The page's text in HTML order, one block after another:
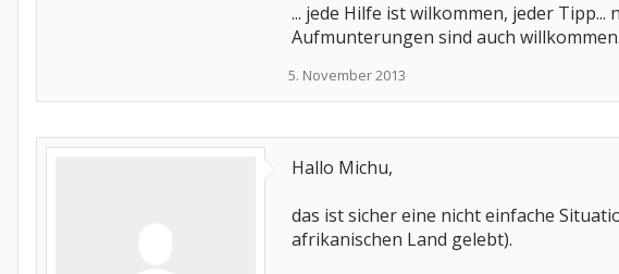
... jede Hilfe ist wilkommen, jeder
Aufmunterungen sind auch willkommen.
5. November 2013
Hallo Michu,
das ist sicher eine nicht einfache
afrikanischen Land gelebt).